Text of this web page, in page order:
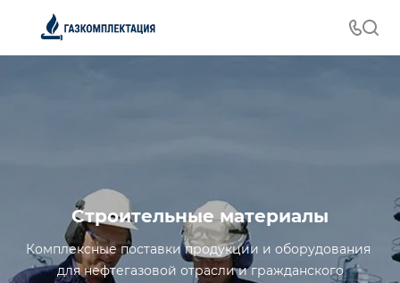
Строительные материалы
Комплексные поставки продукции и оборудования
для нефтегазовой отрасли и гражданского